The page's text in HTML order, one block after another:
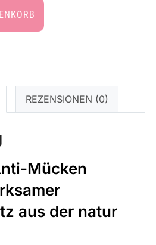
REZENSIONEN (0)
Mücken
aus der natur